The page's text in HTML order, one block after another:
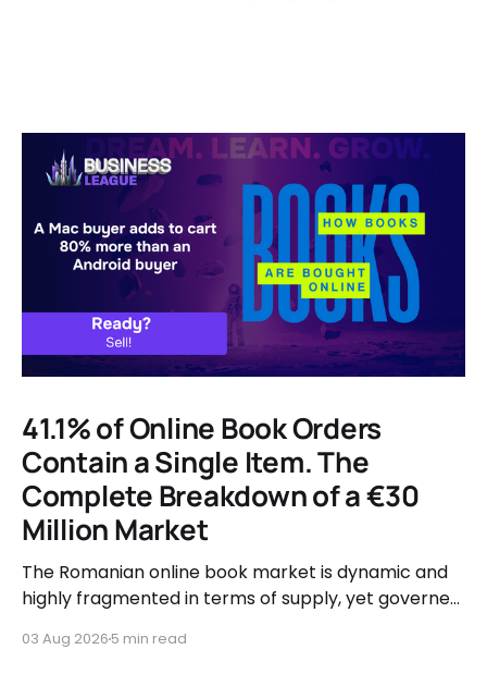
41.1% of Online Book Orders
Contain a Single Item. The
Complete Breakdown of a €30
Million Market
The Romanian online book market is dynamic and
highly fragmented in terms of supply, yet governed
user behavior.
03 Aug 2026 5 min read